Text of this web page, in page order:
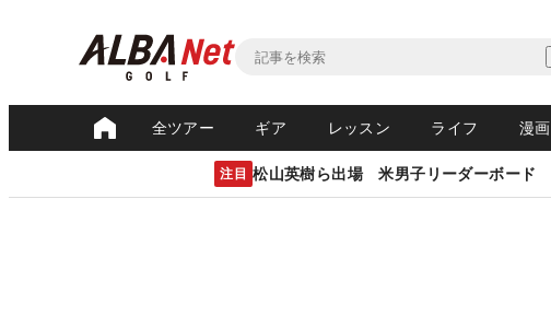
全ツアー ギア レッスン ライフ 漫画
注目 松山英樹ら出場 米男子リーダーボード